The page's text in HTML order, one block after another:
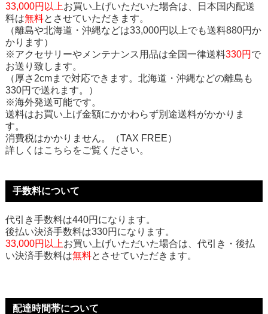
33,000円以上お買い上げいただいた場合は、日本国内配送
料は無料とさせていただきます。
（離島や北海道・沖縄などは33,000円以上でも送料880円か
かります）
※アクセサリーやメンテナンス用品は全国一律送料330円 で
お送り致します。
（厚さ2cmまで対応できます。北海道・沖縄などの離島も
330円で送れます。）
※海外発送可能です。
送料はお買い上げ金額にかかわらず別途送料がかかりま
す。
消費税はかかりません。（TAX FREE）
詳しくはこちらをご覧ください。
手数料について
代引き手数料は440円になります。
後払い決済手数料は330円になります。
33,000円以上お買い上げいただいた場合は、代引き・後払
い決済手数料は無料とさせていただきます。
配達時間帯について